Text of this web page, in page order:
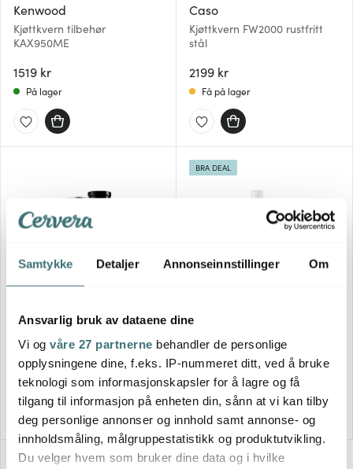
Samtykke Detaljer Annonseinnstillinger Om
Ansvarlig bruk av dataene dine
Vi og våre 27 partnerne behandler de personlige
opplysningene dine, f.eks. IP-nummeret ditt, ved å bruke
teknologi som informasjonskapsler for å lagre og få
tilgang til informasjon på enheten din, sånn at vi kan tilby
deg personlige annonser og innhold samt annonse- og
innholdsmåling, målgruppestatistikk og produktutvikling.
Du velger hvem som bruker dine data og i hvilke
Kenwood
Kjøttkvern tilbehør
KAX950ME
1519 kr
På lager
Caso
Kjøttkvern FW2000 rustfritt
stål
2199 kr
Få på lager
Sabor
Ultimate kjøttkvern børstet
1499 kr
På lager
Bosch
561 kr
BRA DEAL
På lager